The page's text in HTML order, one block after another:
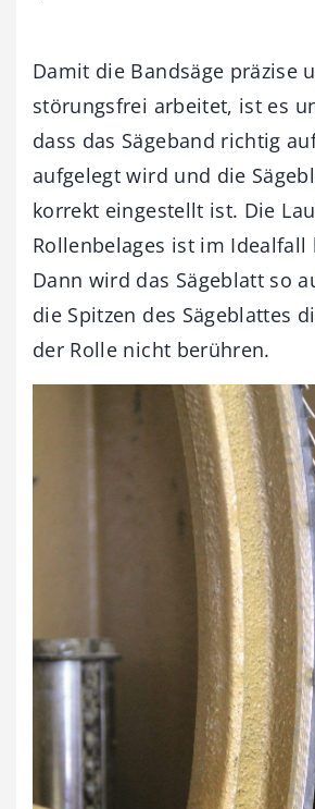
Damit die Bandsäge präzise
störungsfrei arbeitet, ist es
dass das Sägeband richtig
aufgelegt wird und die
korrekt eingestellt ist. Die
Rollenbelages ist im Idealfall
Dann wird das Sägeblatt so
die Spitzen des Sägeblattes
der Rolle nicht berühren.